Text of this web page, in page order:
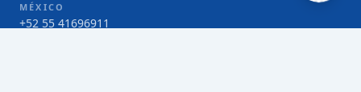
MÉXICO
+52 55 41696911